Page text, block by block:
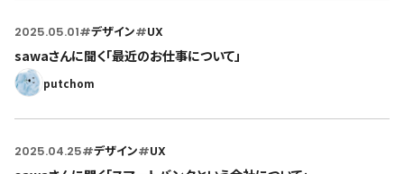
2025.05.01#デザイン#UX
sawaさんに聞く「最近のお仕事について」
putchom
2025.04.25#デザイン#UX